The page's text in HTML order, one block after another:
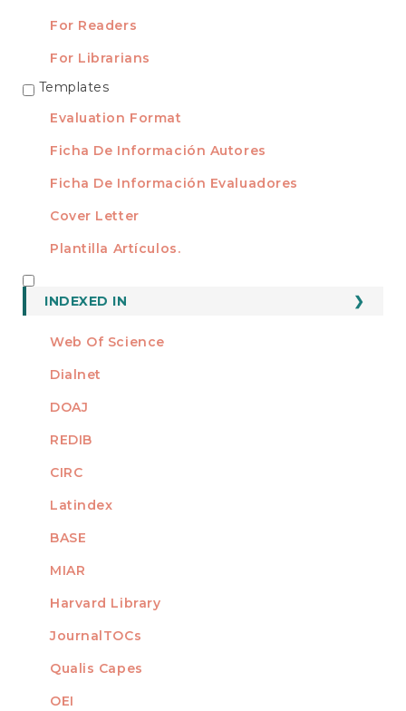
For Readers
For Librarians
TEMPLATES
Templates
Evaluation Format
Ficha De Información Autores
Ficha De Información Evaluadores
Cover Letter
Plantilla Artículos.
INDEXED IN
Web Of Science
Dialnet
DOAJ
REDIB
CIRC
Latindex
BASE
MIAR
Harvard Library
JournalTOCs
Qualis Capes
OEI